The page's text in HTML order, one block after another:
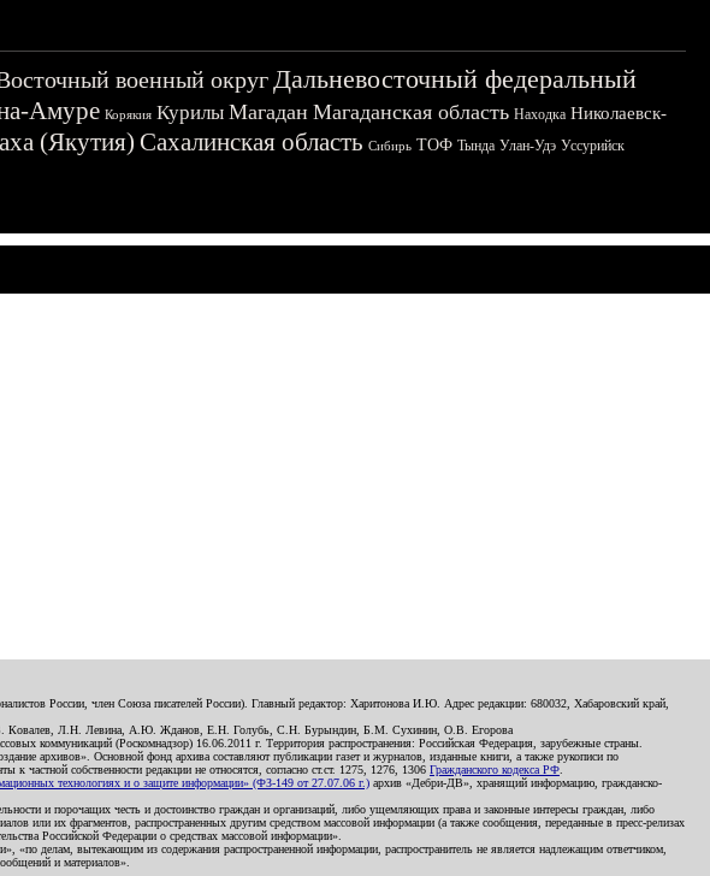
военный округДальневосточный федеральный
Амуре Корякия Курилы Магадан Магаданская область Находка Николаевск-
(Якутия) Сахалинская область Сибирь ТОФ Тында Улан-Удэ Уссурийск
России, член Союза писателей России). Главный редактор: Харитонова И.Ю. Адрес редакции: 680032, Хабаровский край,
Ковалев, Л.Н. Левина, А.Ю. Жданов, Е.Н. Голубь, С.Н. Бурындин, Б.М. Сухинин, О.В. Егорова
коммуникаций (Роскомнадзор) 16.06.2011 г. Территория распространения: Российская Федерация, зарубежные страны.
архивов». Основной фонд архива составляют публикации газет и журналов, изданные книги, а также рукописи по
частной собственности редакции не относятся, согласно ст.ст. 1275, 1276, 1306 Гражданского кодекса РФ
технологиях и о защите информации» (ФЗ-149 от 27.07.06 г.) архив «Дебри-ДВ», хранящий информацию, гражданско-
и порочащих честь и достоинство граждан и организаций, либо ущемляющих права и законные интересы граждан, либо
или их фрагментов, распространенных другим средством массовой информации (а также сообщения, переданные в пресс-релизах
Российской Федерации о средствах массовой информации».
делам, вытекающим из содержания распространенной информации, распространитель не является надлежащим ответчиком,
и материалов».